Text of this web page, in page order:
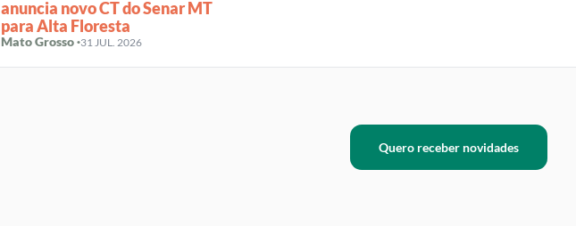
anuncia novo CT do Senar MT
para Alta Floresta
Mato Grosso ·31 JUL. 2026
Quero receber novidades